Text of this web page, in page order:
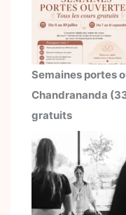
Semaines portes
Chandrananda
gratuits